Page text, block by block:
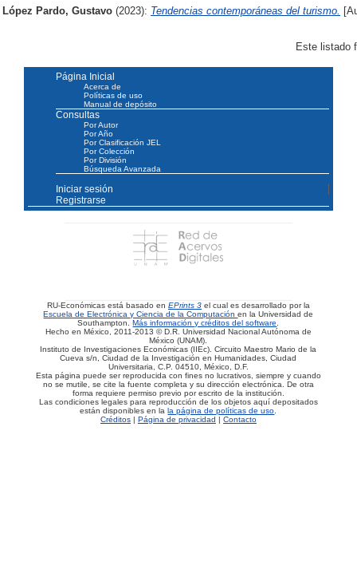
López Pardo, Gustavo (2023): Tendencias contemporáneas del turismo.
Este listado
Página Inicial
Acerca de
Políticas de uso
Manual de depósito
Consultas
Por Autor
Por Año
Por Clasificación JEL
Por Colección
Por División
Búsqueda Avanzada
Iniciar sesión
Registrarse
RU-Económicas está basado en EPrints 3 el cual es desarrollado por la
Escuela de Electrónica y Ciencia de la Computaciónen la Universidad de
Southampton.Más información y créditos del software.
Hecho en México, 2011-2013 © D.R. Universidad Nacional Autónoma de
México (UNAM).
Instituto de Investigaciones Económicas (IIEc). Circuito Maestro Mario de la
Cueva s/n, Ciudad de la Investigación en Humanidades, Ciudad
Universitaria, C.P. 04510, México, D.F.
Esta página puede ser reproducida con fines no lucrativos, siempre y cuando
no se mutile, se cite la fuente completa y su dirección electrónica. De otra
forma requiere permiso previo por escrito de la institución.
Las condiciones legales para reproducción de los objetos aquí depositados
están disponibles en lala página de políticas de uso.
Créditos| Página de privacidad | Contacto